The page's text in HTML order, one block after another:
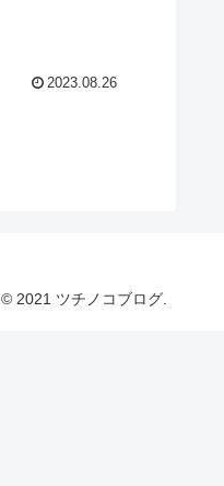
2023.08.26
© 2021 ツチノコブログ.